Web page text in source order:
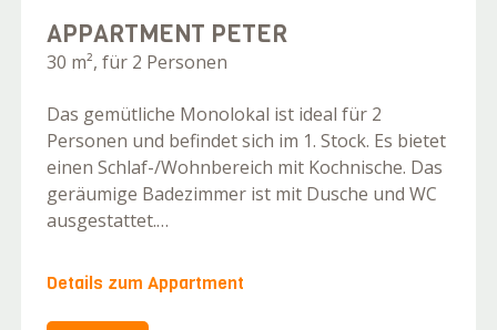
APPARTMENT PETER
30 m², für 2 Personen
Das gemütliche Monolokal ist ideal für 2
Personen und befindet sich im 1. Stock. Es bietet
einen Schlaf-/Wohnbereich mit Kochnische. Das
geräumige Badezimmer ist mit Dusche und WC
ausgestattet.…
Details zum Appartment